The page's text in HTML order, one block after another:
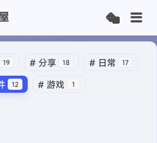
19 # 分享 18 # 日常 17
12 # 游戏 1